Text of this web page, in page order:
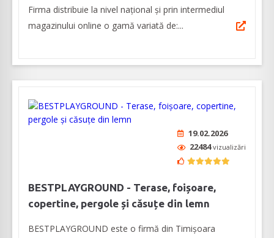
Firma distribuie la nivel naţional și prin intermediul
magazinului online o gamă variată de:...
19.02.2026
22484vizualizări
BESTPLAYGROUND - Terase, foișoare,
copertine, pergole și căsuțe din lemn
BESTPLAYGROUND este o firmă din Timișoara